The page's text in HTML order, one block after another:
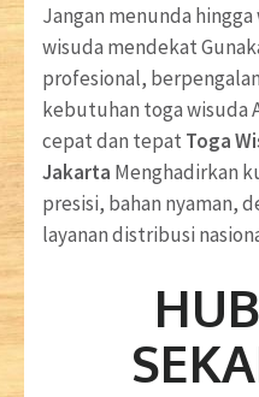
Jangan menunda
wisuda mendekat
profesional,
kebutuhan toga wisuda
cepat dan tepat Toga
Jakarta Menghadirkan
presisi, bahan nyaman,
layanan distribusi